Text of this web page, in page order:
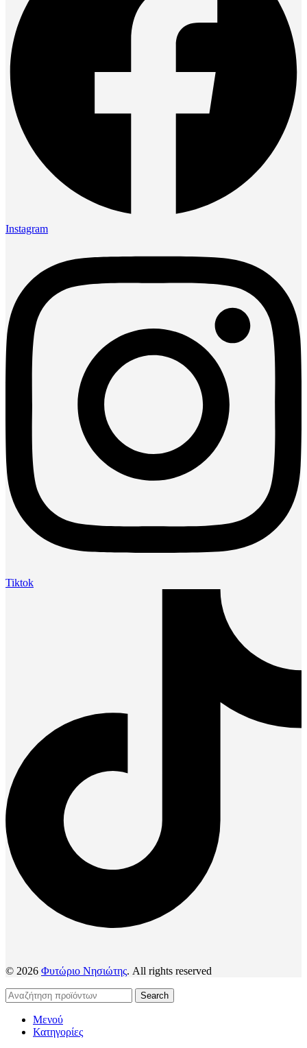
Instagram
Tiktok
© 2026 Φυτώριο Νησιώτης. All rights reserved
Search
Μενού
Κατηγορίες